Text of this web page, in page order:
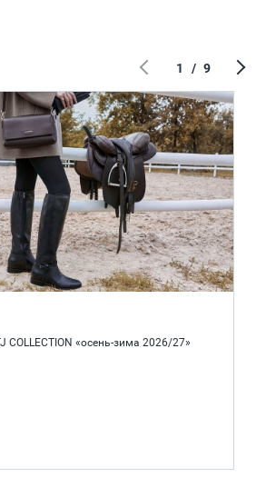
COLLECTION «осень-зима 2026/27»
1 / 9